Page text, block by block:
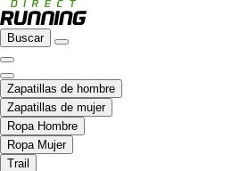
Buscar
Zapatillas de hombre
Zapatillas de mujer
Ropa Hombre
Ropa Mujer
Trail